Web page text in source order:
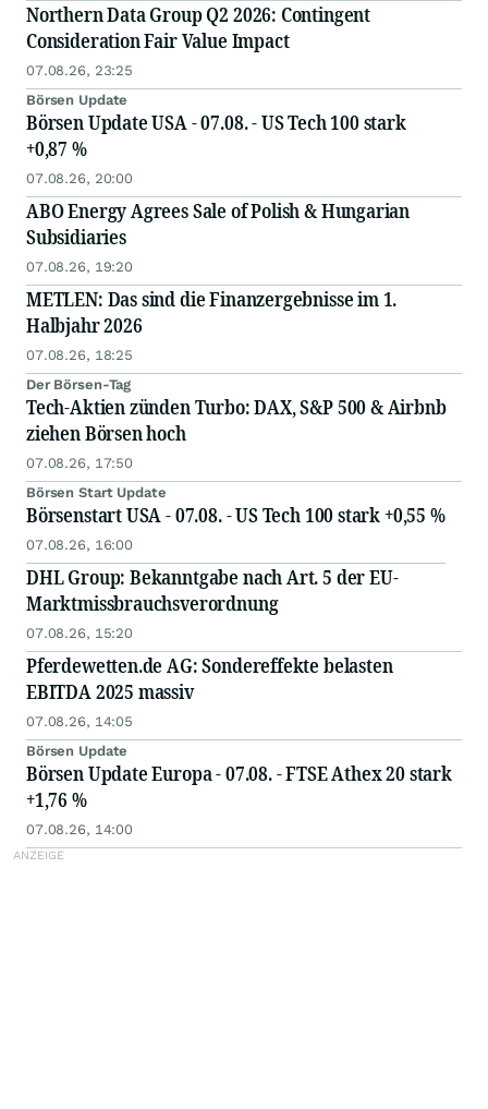
Northern Data Group Q2 2026: Contingent
Consideration Fair Value Impact
07.08.26, 23:25
Börsen Update
Börsen Update USA - 07.08. - US Tech 100 stark
+0,87 %
07.08.26, 20:00
ABO Energy Agrees Sale of Polish & Hungarian
Subsidiaries
07.08.26, 19:20
METLEN: Das sind die Finanzergebnisse im 1.
Halbjahr 2026
07.08.26, 18:25
Der Börsen-Tag
Tech-Aktien zünden Turbo: DAX, S&P 500 & Airbnb
ziehen Börsen hoch
07.08.26, 17:50
Börsen Start Update
Börsenstart USA - 07.08. - US Tech 100 stark +0,55 %
07.08.26, 16:00
DHL Group: Bekanntgabe nach Art. 5 der EU-
Marktmissbrauchsverordnung
07.08.26, 15:20
Pferdewetten.de AG: Sondereffekte belasten
EBITDA 2025 massiv
07.08.26, 14:05
Börsen Update
Börsen Update Europa - 07.08. - FTSE Athex 20 stark
+1,76 %
07.08.26, 14:00